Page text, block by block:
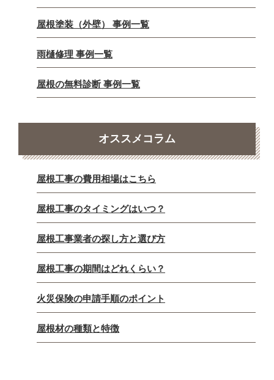
屋根塗装（外壁） 事例一覧
雨樋修理 事例一覧
屋根の無料診断 事例一覧
オススメコラム
屋根工事の費用相場はこちら
屋根工事のタイミングはいつ？
屋根工事業者の探し方と選び方
屋根工事の期間はどれくらい？
火災保険の申請手順のポイント
屋根材の種類と特徴